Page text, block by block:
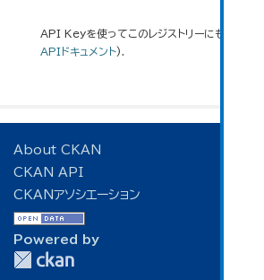
API Keyを使ってこのレジストリーにもアクセ
APIドキュメント).
About CKAN
CKAN API
CKANアソシエーション
Powered by